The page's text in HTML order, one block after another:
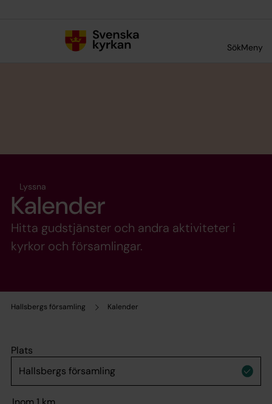
SökMeny
Hallsbergs församling Kalender
Lyssna
Kalender
Hitta gudstjänster och andra aktiviteter i
kyrkor och församlingar.
Plats